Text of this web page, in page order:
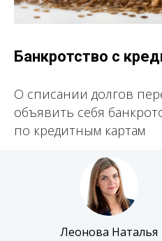
Банкротство с
О списании долгов
объявить себя
по кредитным картам
Леонова Наталья